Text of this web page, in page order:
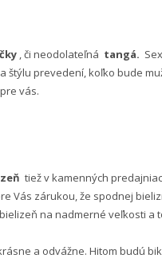
, či neodolateľná tangá.
prevedení, koľko bude
vás.
tiež v kamenných
Vás zárukou, že spodnej
na nadmerné veľkosti a
a odvážne. Hitom budú